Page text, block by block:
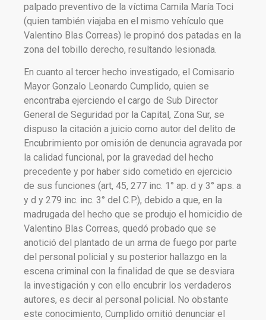
palpado preventivo de la víctima Camila María Toci
(quien también viajaba en el mismo vehículo que
Valentino Blas Correas) le propinó dos patadas en la
zona del tobillo derecho, resultando lesionada.
En cuanto al tercer hecho investigado, el Comisario
Mayor Gonzalo Leonardo Cumplido, quien se
encontraba ejerciendo el cargo de Sub Director
General de Seguridad por la Capital, Zona Sur, se
dispuso la citación a juicio como autor del delito de
Encubrimiento por omisión de denuncia agravada por
la calidad funcional, por la gravedad del hecho
precedente y por haber sido cometido en ejercicio
de sus funciones (art, 45, 277 inc. 1° ap. d y 3° aps. a
y d y 279 inc. inc. 3° del C.P.), debido a que, en la
madrugada del hecho que se produjo el homicidio de
Valentino Blas Correas, quedó probado que se
anotició del plantado de un arma de fuego por parte
del personal policial y su posterior hallazgo en la
escena criminal con la finalidad de que se desviara
la investigación y con ello encubrir los verdaderos
autores, es decir al personal policial. No obstante
este conocimiento, Cumplido omitió denunciar el